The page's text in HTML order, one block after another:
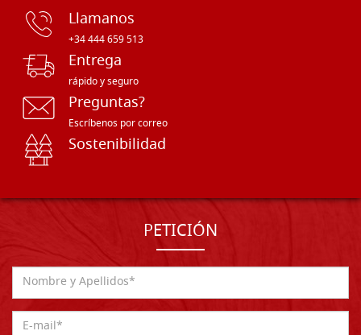
Llamanos
+34 444 659 513
Entrega
rápido y seguro
Preguntas?
Escríbenos por correo
Sostenibilidad
PETICIÓN